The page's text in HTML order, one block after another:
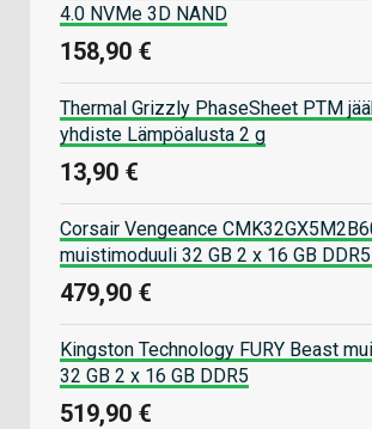
4.0 NVMe 3D NAND
158,90 €
Thermal Grizzly PhaseSheet PTM
yhdiste Lämpöalusta 2 g
13,90 €
Corsair Vengeance
muistimoduuli 32 GB 2 x 16 GB
479,90 €
Kingston Technology FURY Beast
32 GB 2 x 16 GB DDR5
519,90 €